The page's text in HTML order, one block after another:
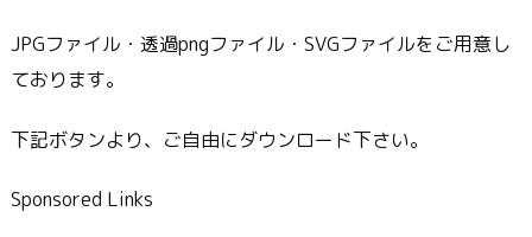
JPGファイル・透過pngファイル・SVGファイルをご用意し
ております。
下記ボタンより、ご自由にダウンロード下さい。
Sponsored Links